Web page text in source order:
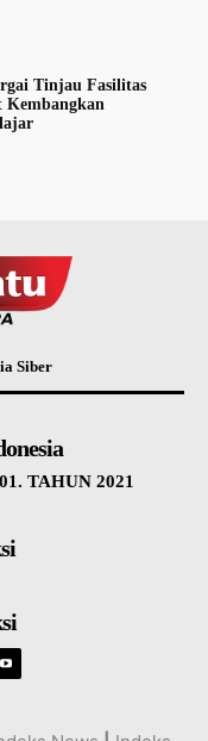
Tinjau Fasilitas
Kembangkan
Siber
TAHUN 2021